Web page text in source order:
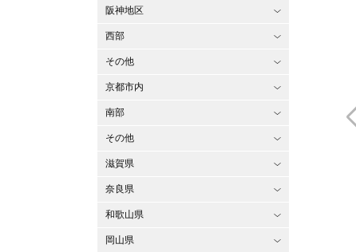
阪神地区
西部
その他
京都市内
南部
その他
滋賀県
奈良県
和歌山県
岡山県